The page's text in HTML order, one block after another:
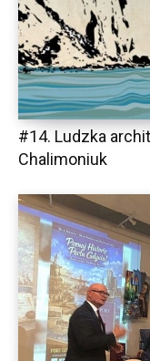
#14. Ludzka
Chalimoniuk